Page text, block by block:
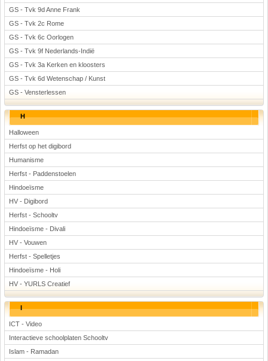
GS - Tvk 9d Anne Frank
GS - Tvk 2c Rome
GS - Tvk 6c Oorlogen
GS - Tvk 9f Nederlands-Indië
GS - Tvk 3a Kerken en kloosters
GS - Tvk 6d Wetenschap / Kunst
GS - Vensterlessen
H
Halloween
Herfst op het digibord
Humanisme
Herfst - Paddenstoelen
Hindoeïsme
HV - Digibord
Herfst - Schooltv
Hindoeïsme - Divali
HV - Vouwen
Herfst - Spelletjes
Hindoeïsme - Holi
HV - YURLS Creatief
I
ICT - Video
Interactieve schoolplaten Schooltv
Islam - Ramadan